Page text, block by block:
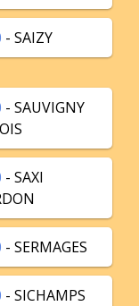
- SAIZY
- SAUVIGNY
- SAXI
- SERMAGES
- SICHAMPS